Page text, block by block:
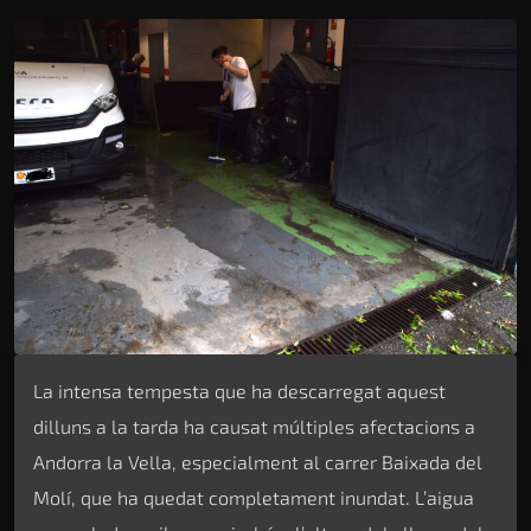
La intensa tempesta que ha descarregat aquest
dilluns a la tarda ha causat múltiples afectacions a
Andorra la Vella, especialment al carrer Baixada del
Molí, que ha quedat completament inundat. L’aigua